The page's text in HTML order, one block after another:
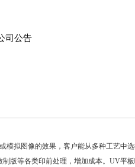
司公告
拟图像的效果，客户能从多种工艺中选
等各类印前处理，增加成本。UV平板